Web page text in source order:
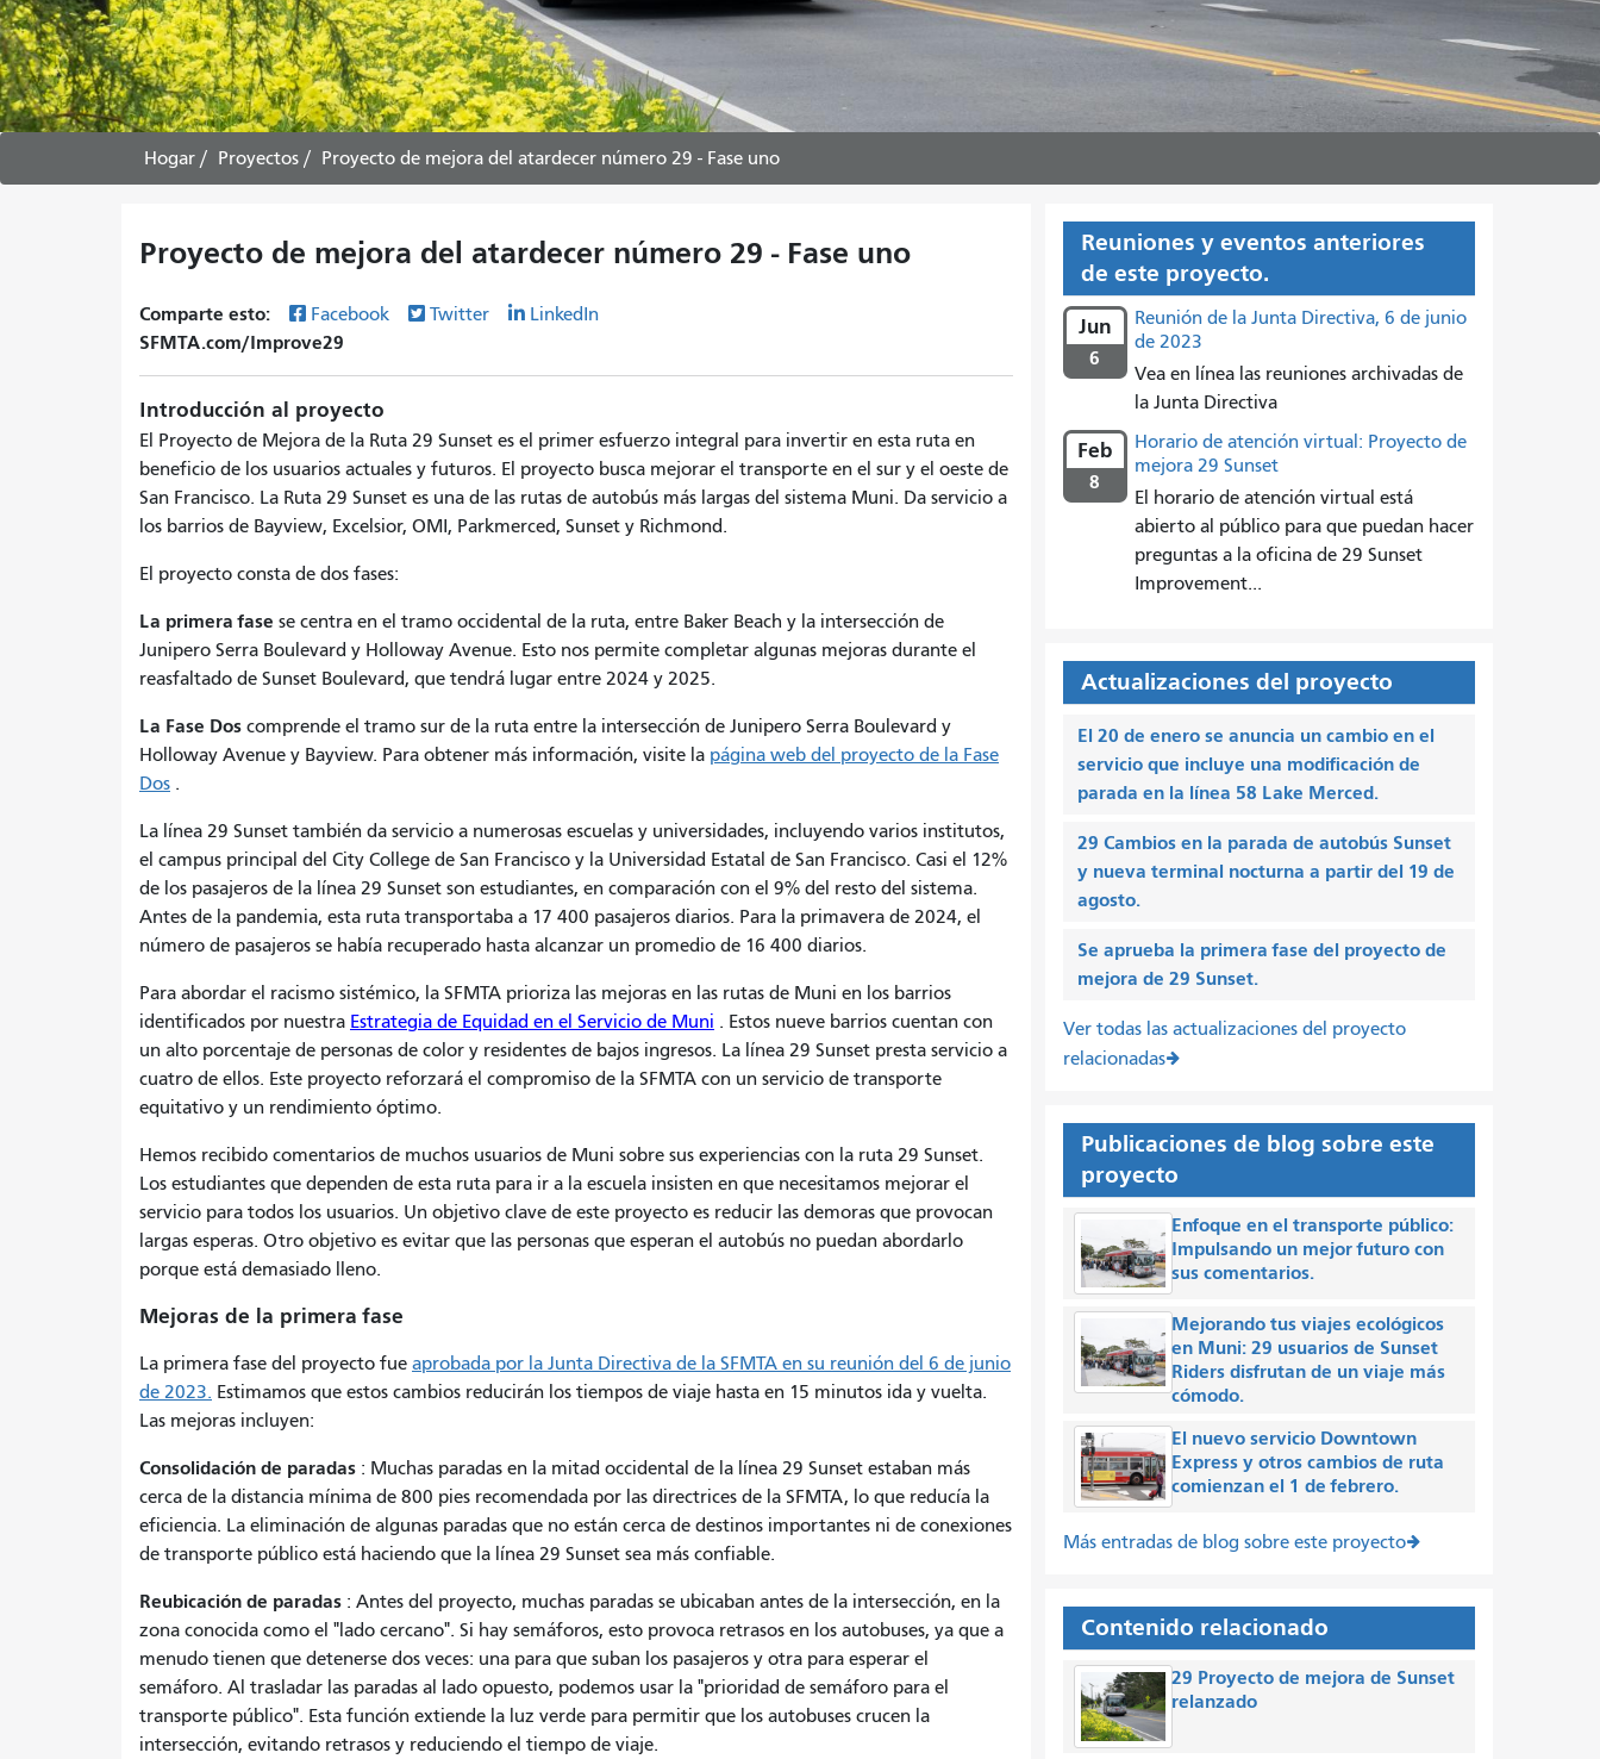
Hogar Proyectos Proyecto de mejora del atardecer número 29 - Fase uno
Proyecto de mejora del atardecer número 29 - Fase uno
Comparte esto: Facebook Twitter LinkedIn
SFMTA.com/Improve29
Introducción al proyecto
El Proyecto de Mejora de la Ruta 29 Sunset es el primer esfuerzo integral para invertir en esta ruta en
beneficio de los usuarios actuales y futuros. El proyecto busca mejorar el transporte en el sur y el oeste de
San Francisco. La Ruta 29 Sunset es una de las rutas de autobús más largas del sistema Muni. Da servicio a
los barrios de Bayview, Excelsior, OMI, Parkmerced, Sunset y Richmond.
El proyecto consta de dos fases:
La primera fase se centra en el tramo occidental de la ruta, entre Baker Beach y la intersección de
Junipero Serra Boulevard y Holloway Avenue. Esto nos permite completar algunas mejoras durante el
reasfaltado de Sunset Boulevard, que tendrá lugar entre 2024 y 2025.
La Fase Dos comprende el tramo sur de la ruta entre la intersección de Junipero Serra Boulevard y
Holloway Avenue y Bayview. Para obtener más información, visite la página web del proyecto de la Fase
Dos .
La línea 29 Sunset también da servicio a numerosas escuelas y universidades, incluyendo varios institutos,
el campus principal del City College de San Francisco y la Universidad Estatal de San Francisco. Casi el 12%
de los pasajeros de la línea 29 Sunset son estudiantes, en comparación con el 9% del resto del sistema.
Antes de la pandemia, esta ruta transportaba a 17 400 pasajeros diarios. Para la primavera de 2024, el
número de pasajeros se había recuperado hasta alcanzar un promedio de 16 400 diarios.
Para abordar el racismo sistémico, la SFMTA prioriza las mejoras en las rutas de Muni en los barrios
identificados por nuestra Estrategia de Equidad en el Servicio de Muni . Estos nueve barrios cuentan con
un alto porcentaje de personas de color y residentes de bajos ingresos. La línea 29 Sunset presta servicio a
cuatro de ellos. Este proyecto reforzará el compromiso de la SFMTA con un servicio de transporte
equitativo y un rendimiento óptimo.
Hemos recibido comentarios de muchos usuarios de Muni sobre sus experiencias con la ruta 29 Sunset.
Los estudiantes que dependen de esta ruta para ir a la escuela insisten en que necesitamos mejorar el
servicio para todos los usuarios. Un objetivo clave de este proyecto es reducir las demoras que provocan
largas esperas. Otro objetivo es evitar que las personas que esperan el autobús no puedan abordarlo
porque está demasiado lleno.
Mejoras de la primera fase
La primera fase del proyecto fue aprobada por la Junta Directiva de la SFMTA en su reunión del 6 de junio
de 2023. Estimamos que estos cambios reducirán los tiempos de viaje hasta en 15 minutos ida y vuelta.
Las mejoras incluyen:
Consolidación de paradas : Muchas paradas en la mitad occidental de la línea 29 Sunset estaban más
cerca de la distancia mínima de 800 pies recomendada por las directrices de la SFMTA, lo que reducía la
eficiencia. La eliminación de algunas paradas que no están cerca de destinos importantes ni de conexiones
de transporte público está haciendo que la línea 29 Sunset sea más confiable.
Reubicación de paradas : Antes del proyecto, muchas paradas se ubicaban antes de la intersección, en la
zona conocida como el "lado cercano". Si hay semáforos, esto provoca retrasos en los autobuses, ya que a
menudo tienen que detenerse dos veces: una para que suban los pasajeros y otra para esperar el
semáforo. Al trasladar las paradas al lado opuesto, podemos usar la "prioridad de semáforo para el
transporte público". Esta función extiende la luz verde para permitir que los autobuses crucen la
intersección, evitando retrasos y reduciendo el tiempo de viaje.
Reuniones y eventos anteriores
de este proyecto.
Jun
6
Reunión de la Junta Directiva, 6 de junio
de 2023
Vea en línea las reuniones archivadas de
la Junta Directiva
Feb
8
Horario de atención virtual: Proyecto de
mejora 29 Sunset
El horario de atención virtual está
abierto al público para que puedan hacer
preguntas a la oficina de 29 Sunset
Improvement...
Actualizaciones del proyecto
El 20 de enero se anuncia un cambio en el
servicio que incluye una modificación de
parada en la línea 58 Lake Merced.
29 Cambios en la parada de autobús Sunset
y nueva terminal nocturna a partir del 19 de
agosto.
Se aprueba la primera fase del proyecto de
mejora de 29 Sunset.
Ver todas las actualizaciones del proyecto
relacionadas
Publicaciones de blog sobre este
proyecto
Enfoque en el transporte público:
Impulsando un mejor futuro con
sus comentarios.
Mejorando tus viajes ecológicos
en Muni: 29 usuarios de Sunset
Riders disfrutan de un viaje más
cómodo.
El nuevo servicio Downtown
Express y otros cambios de ruta
comienzan el 1 de febrero.
Más entradas de blog sobre este proyecto
Contenido relacionado
29 Proyecto de mejora de Sunset
relanzado